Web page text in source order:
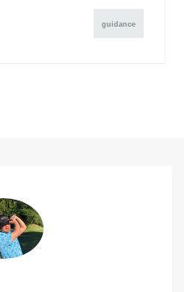
guidance